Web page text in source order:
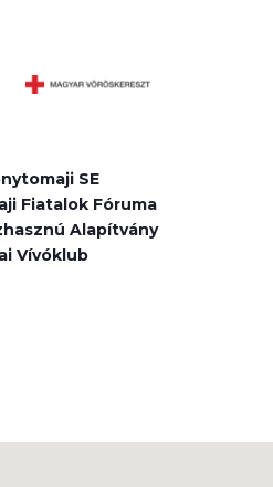
SE
Fiatalok Fóruma
Alapítvány
Vívóklub